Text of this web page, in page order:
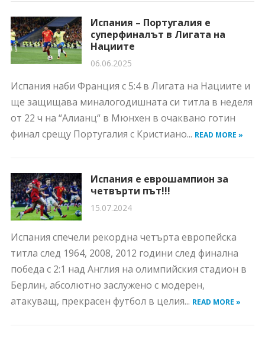
Испания – Португалия е
суперфиналът в Лигата на
Нациите
06.06.2025
Испания наби Франция с 5:4 в Лигата на Нациите и
ще защищава миналогодишната си титла в неделя
от 22 ч на “Алианц“ в Мюнхен в очаквано готин
финал срещу Португалия с Кристиано... READ MORE »
Испания е еврошампион за
четвърти път!!!
15.07.2024
Испания спечели рекордна четърта европейска
титла след 1964, 2008, 2012 години след финална
победа с 2:1 над Англия на олимпийския стадион в
Берлин, абсолютно заслужено с модерен,
атакуващ, прекрасен футбол в целия... READ MORE »